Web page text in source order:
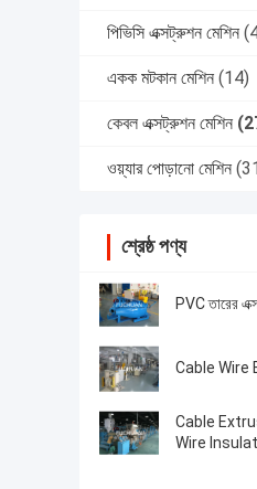
পিভিসি এক্সট্রুশন মেশিন
একক মটকান মেশিন (14)
কেবল এক্সট্রুশন মেশিন
ওয়্যার পোড়ানো মেশিন
শ্রেষ্ঠ পণ্য
PVC তারের
Cable Wire
Cable
Wire